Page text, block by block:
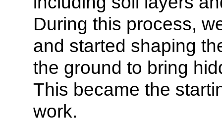
During this process,
and started shaping
the ground to bring
This became the
work.